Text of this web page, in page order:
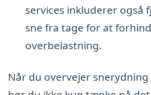
services inkluderer også
sne fra tage for at
overbelastning.
Når du overvejer snerydning